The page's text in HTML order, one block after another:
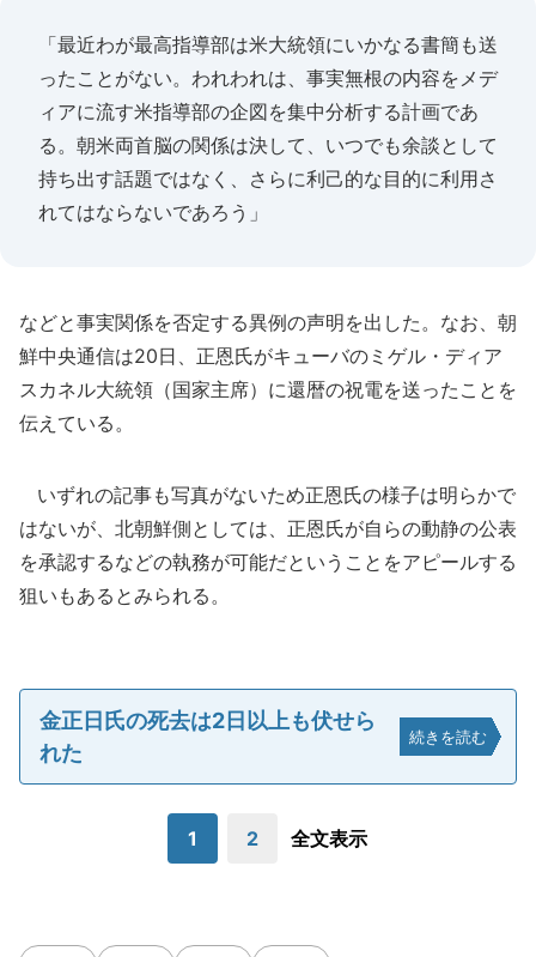
「最近わが最高指導部は米大統領にいかなる書簡も送
ったことがない。われわれは、事実無根の内容をメデ
ィアに流す米指導部の企図を集中分析する計画であ
る。朝米両首脳の関係は決して、いつでも余談として
持ち出す話題ではなく、さらに利己的な目的に利用さ
れてはならないであろう」
などと事実関係を否定する異例の声明を出した。なお、朝
鮮中央通信は20日、正恩氏がキューバのミゲル・ディア
スカネル大統領（国家主席）に還暦の祝電を送ったことを
伝えている。
いずれの記事も写真がないため正恩氏の様子は明らかで
はないが、北朝鮮側としては、正恩氏が自らの動静の公表
を承認するなどの執務が可能だということをアピールする
狙いもあるとみられる。
金正日氏の死去は2日以上も伏せら
れた
続きを読む
1 2 全文表示